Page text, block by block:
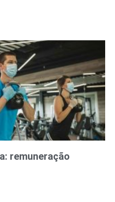
remuneração